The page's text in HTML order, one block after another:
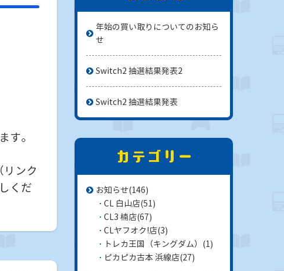
す。
ンク
くだ
年始の買い取りについてのお知ら
せ
Switch2 抽選結果発表2
Switch2 抽選結果発表
お知らせ(146)
CL 白山店(51)
CL3 楠店(67)
CLヤフオク!店(3)
トレカ王国（キングダム） (1)
ピカピカ古本 浜線店(27)